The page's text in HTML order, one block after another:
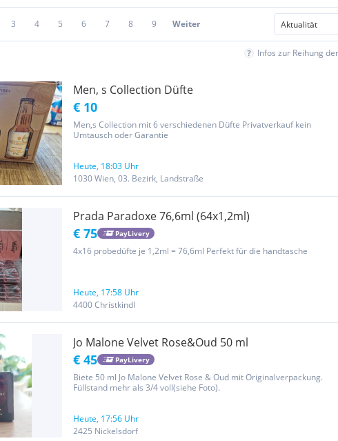
3 4 5 6 7 8 9 Weiter
Infos zur Reihung
Men, s Collection Düfte
€ 10
Men,s Collection mit 6 verschiedenen Düfte Privatverkauf kein
Umtausch oder Garantie
Heute, 18:03 Uhr
1030 Wien, 03. Bezirk, Landstraße
Prada Paradoxe 76,6ml (64x1,2ml)
€ 75 PayLivery
4x16 probedüfte je 1,2ml = 76,6ml Perfekt für die handtasche
Heute, 17:58 Uhr
4400 Christkindl
Jo Malone Velvet Rose&Oud 50 ml
€ 45 PayLivery
Biete 50 ml Jo Malone Velvet Rose & Oud mit Originalverpackung.
Füllstand mehr als 3/4 voll(siehe Foto).
Heute, 17:56 Uhr
2425 Nickelsdorf